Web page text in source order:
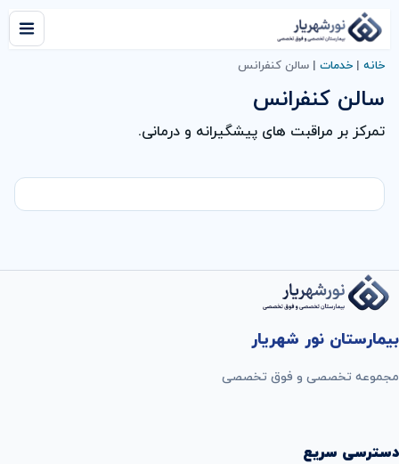
خانه | خدمات | سالن کنفرانس
سالن کنفرانس
تمرکز بر مراقبت های پیشگیرانه و درمانی.
بیمارستان نور شهریار
مجموعه تخصصی و فوق تخصصی
دسترسی سریع